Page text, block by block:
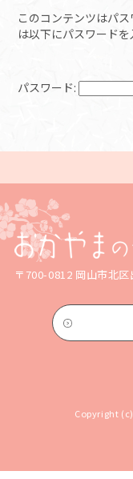
このコンテンツはパ
は以下にパスワードを
パスワード:
〒700-0812 岡山市北
Copyright (c)